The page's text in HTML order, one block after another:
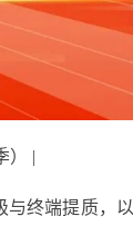
） |
与终端提质，以